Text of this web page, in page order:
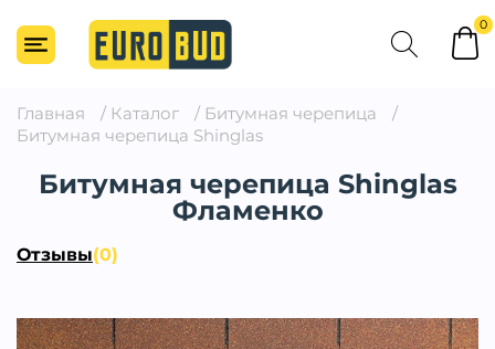
0
Главная / Каталог / Битумная черепица
/
Битумная черепица Shinglas
Битумная черепица Shinglas
Фламенко
Отзывы(0)